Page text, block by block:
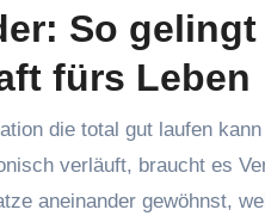
So
fürs Leben
verläuft, braucht es
aneinander gewöhnst,